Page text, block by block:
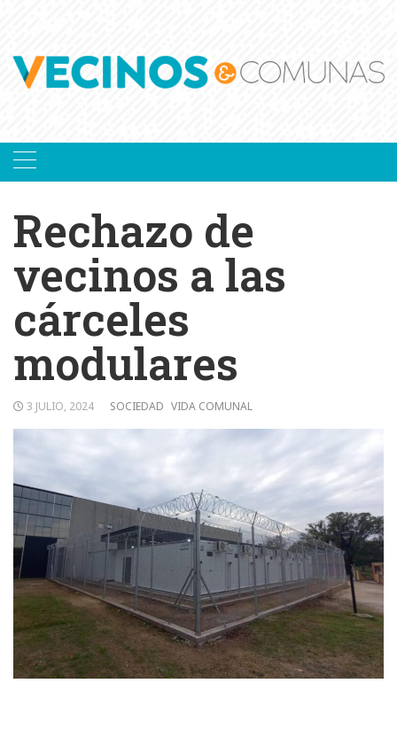
Rechazo de
vecinos a las
cárceles
modulares
3 JULIO, 2024 SOCIEDAD VIDA COMUNAL